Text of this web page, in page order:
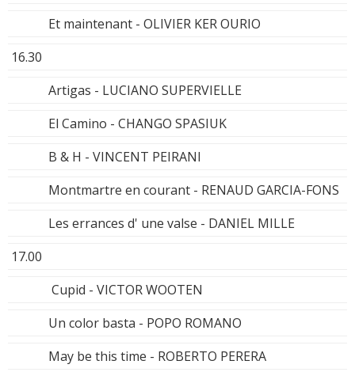
Et maintenant - OLIVIER KER OURIO
16.30
Artigas - LUCIANO SUPERVIELLE
El Camino - CHANGO SPASIUK
B & H - VINCENT PEIRANI
Montmartre en courant - RENAUD GARCIA-FONS
Les errances d' une valse - DANIEL MILLE
17.00
Cupid - VICTOR WOOTEN
Un color basta - POPO ROMANO
May be this time - ROBERTO PERERA